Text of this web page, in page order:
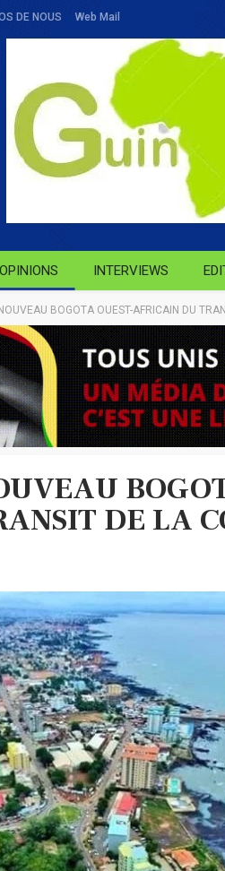
DE NOUS Web Mail
INTERVIEWS
BOGOTA OUEST-AFRICAIN DU
DE LA